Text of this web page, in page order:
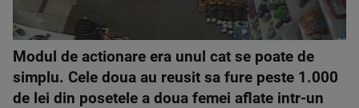
Modul de actionare era unul cat se poate de
simplu. Cele doua au reusit sa fure peste 1.000
de lei din posetele a doua femei aflate intr-un